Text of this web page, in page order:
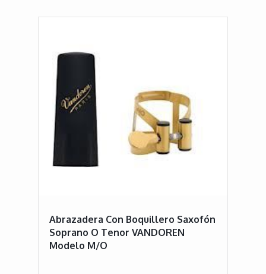
Abrazadera Con Boquillero Saxofón
Soprano O Tenor VANDOREN
Modelo M/O